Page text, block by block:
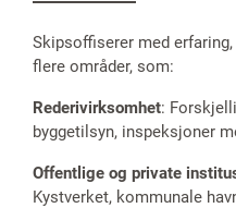
Skipsoffiserer med
flere områder, som:
Rederivirksomhet:
byggetilsyn, inspeksjoner
Offentlige og private
Kystverket, kommunale